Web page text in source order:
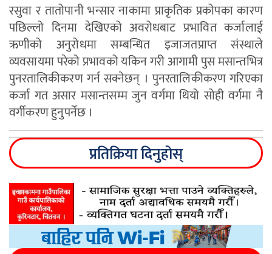
रसुवा र तातोपानी भन्सार नाकामा प्राकृतिक प्रकोपका कारण
पछिल्लो दिनमा देखिएको अवरोधबाट प्रभावित कर्जालाई
ऋणीको अनुरोधमा सम्बन्धित इजाजतप्राप्त संस्थाले
व्यवसायमा परेको प्रभावको यकिन गरी आगामी पुस मसान्तभित्र
पुनरतालिकीकरण गर्न सक्नेछन् । पुनरतालिकीकरण गरिएका
कर्जा गत असार मसान्तसम्म जुन वर्गमा थियो सोही वर्गमा नै
वर्गीकरण हुनुपर्नेछ ।
प्रतिक्रिया दिनुहोस्